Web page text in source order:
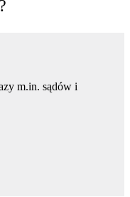
m.in. sądów i